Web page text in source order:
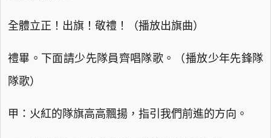
全體立正！出旗！敬禮！（播放出旗曲）
禮畢。下面請少先隊員齊唱隊歌。（播放少年先鋒隊
隊歌）
甲：火紅的隊旗高高飄揚，指引我們前進的方向。